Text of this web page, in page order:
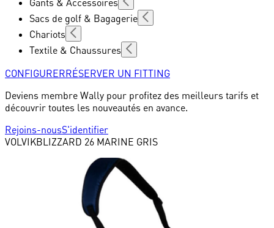
Gants & Accessoires
Sacs de golf & Bagagerie
Chariots
Textile & Chaussures
CONFIGURERRÉSERVER UN FITTING
Deviens membre Wally pour profitez des meilleurs tarifs et
découvrir toutes les nouveautés en avance.
Rejoins-nousS'identifier
VOLVIKBLIZZARD 26 MARINE GRIS